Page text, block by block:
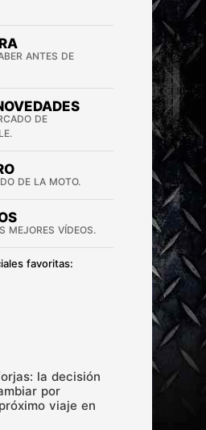
ANTES DE
DE
DE LA MOTO.
MEJORES VÍDEOS.
favoritas:
la decisión
por
viaje en